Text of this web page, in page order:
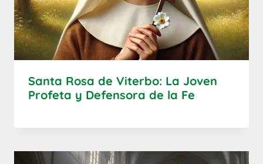
Santa Rosa de Viterbo: La Joven
Profeta y Defensora de la Fe